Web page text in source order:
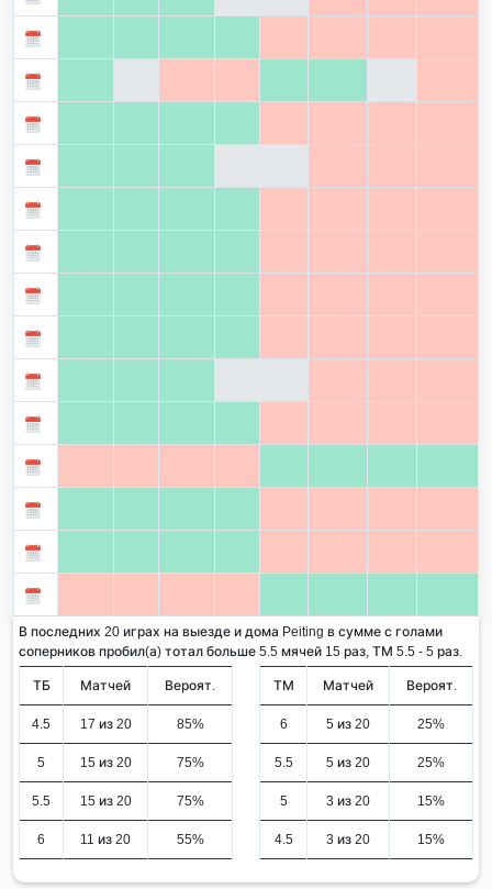
В последних 20 играх на выезде и дома Peiting в сумме с голами
соперников пробил(а) тотал больше 5.5 мячей 15 раз, ТМ 5.5 - 5 раз.
ТБ Матчей Вероят.
4.5 17 из 20 85%
5 15 из 20 75%
5.5 15 из 20 75%
6 11 из 20 55%
ТМ Матчей Вероят.
6 5 из 20 25%
5.5 5 из 20 25%
5 3 из 20 15%
4.5 3 из 20 15%